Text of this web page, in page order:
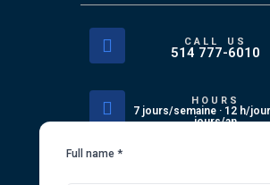
CALL US
514 777-6010
HOURS
7 jours/semaine · 12 h/jour
jours/an
Full name *